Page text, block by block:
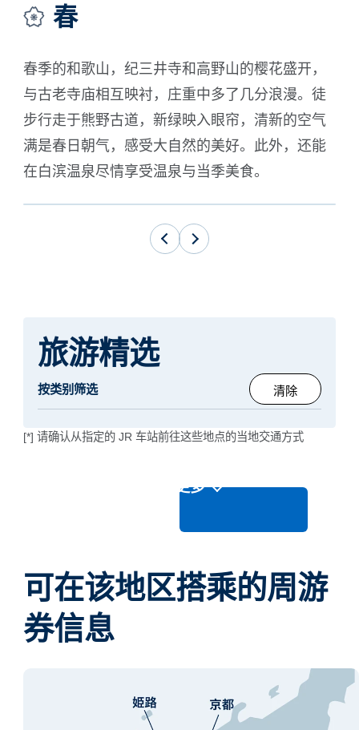
春
春季的和歌山，纪三井寺和高野山的樱花盛开，
与古老寺庙相互映衬，庄重中多了几分浪漫。徒
步行走于熊野古道，新绿映入眼帘，清新的空气
满是春日朝气，感受大自然的美好。此外，还能
在白滨温泉尽情享受温泉与当季美食。
旅游精选
按类别筛选 清除
[*] 请确认从指定的 JR 车站前往这些地点的当地交通方式
了解更多
可在该地区搭乘的周游
券信息